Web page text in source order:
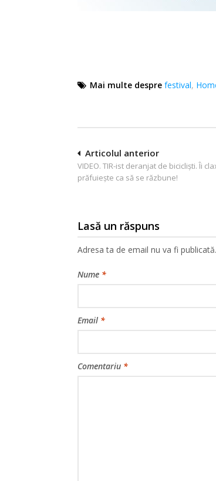
Mai multe despre festival,
Navigare
în
Articolul anterior
VIDEO. TIR-ist deranjat de biciclişti. Îi
prăfuieşte ca să se răzbune!
Lasă un răspuns
Adresa ta de email nu va fi publicată.
Nume *
Email *
Comentariu *